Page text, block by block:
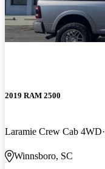
2019 RAM 2500
Laramie Crew Cab 4WD
Winnsboro, SC